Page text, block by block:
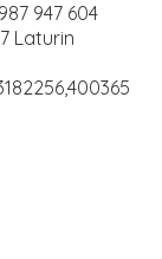
947 604
Laturin